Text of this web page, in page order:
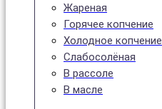
Жареная
Горячее копчение
Холодное копчение
Слабосолёная
В рассоле
В масле